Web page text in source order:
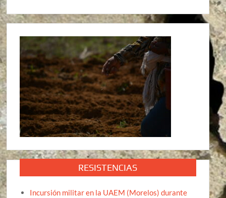
RESISTENCIAS
Incursión militar en la UAEM (Morelos) durante